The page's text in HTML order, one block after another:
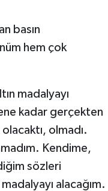
basın
hem çok
madalyayı
kadar gerçekten
olmadı.
Kendime,
sözleri
alacağım.